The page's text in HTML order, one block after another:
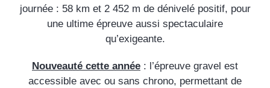
journée : 58 km et 2 452 m de dénivelé positif, pour
une ultime épreuve aussi spectaculaire
qu’exigeante.
Nouveauté cette année : l’épreuve gravel est
accessible avec ou sans chrono, permettant de